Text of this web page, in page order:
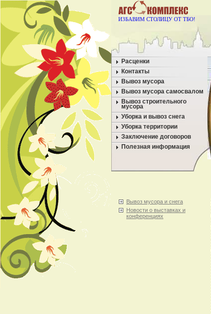
ИЗБАВИМ СТОЛИЦУ ОТ ТБО!
Расценки
Контакты
Вывоз мусора
Вывоз мусора самосвалом
Вывоз строительного
мусора
Уборка и вывоз снега
Уборка территории
Заключение договоров
Полезная информация
Вывоз мусора и снега
Новости о выставках и
конференциях